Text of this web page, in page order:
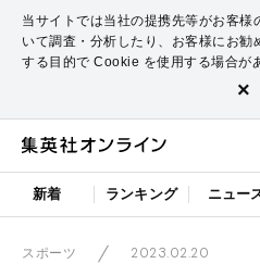
当サイトでは当社の提携先等がお客様
いて調査・分析したり、お客様にお勧
する目的で Cookie を使用する場合が
×
新着 ランキング ニュー
スポーツ 2023.02.20